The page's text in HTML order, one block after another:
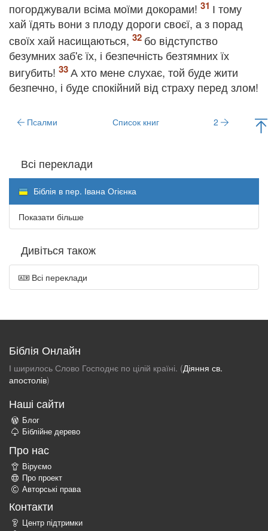
погорджували всіма моїми докорами!
І тому
хай їдять вони з плоду дороги своєї, а з порад
своїх хай насищаються,
бо відступство
безумних заб'є їх, і безпечність безтямних їх
вигубить!
А хто мене слухає, той буде жити
безпечно, і буде спокійний від страху перед злом!
Псалми Список книг 2
Всі переклади
Біблія в пер. Івана Огієнка
Показати більше
Дивіться також
Всі переклади
Біблія Онлайн
І ширилось Слово Господнє по цілій країні. (Діяння св.
апостолів)
Наші сайти
Блог
Біблійне дерево
Про нас
Віруємо
Про проект
Авторські права
Контакти
Центр підтримки